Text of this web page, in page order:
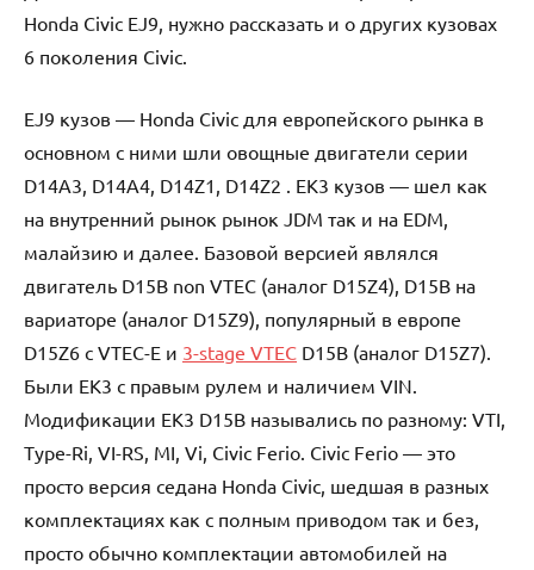
Honda Civic EJ9, нужно рассказать и о других кузовах
6 поколения Civic.
EJ9 кузов — Honda Civic для европейского рынка в
основном с ними шли овощные двигатели серии
D14A3, D14A4, D14Z1, D14Z2 . EK3 кузов — шел как
на внутренний рынок рынок JDM так и на EDM,
малайзию и далее. Базовой версией являлся
двигатель D15B non VTEC (аналог D15Z4), D15B на
вариаторе (аналог D15Z9), популярный в европе
D15Z6 с VTEC-E и 3-stage VTEC D15B (аналог D15Z7).
Были EK3 с правым рулем и наличием VIN.
Модификации EK3 D15B назывались по разному: VTI,
Type-Ri, VI-RS, MI, Vi, Civic Ferio. Civic Ferio — это
просто версия седана Honda Civic, шедшая в разных
комплектациях как с полным приводом так и без,
просто обычно комплектации автомобилей на